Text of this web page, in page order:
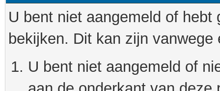
U bent niet aangemeld of
bekijken. Dit kan zijn
U bent niet aangemeld of